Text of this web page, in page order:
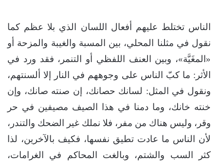
الناس تختلط عليهم أفعال اللسان الذي بلا عظم كما
نقول في مثلنا المحلي، بين المسبة والغيبة والمزحة أو
«المغَيَّة»، وبين العنف اللفظي أو التنمر، فقد ورد في
الأثر: ما كبّ الناس على وجوههم في النار إلا ألسنتهم،
ونقول في المثل: لسانك حصانك، إن صنته صانك، وإن
خنته خانك، وما دمنا في هذا الصيف مصيفين في حر
وقر، وليس هناك من مفر، فلا نملك غير الضحك والتندر،
لأن الناس ما عادت تطيق نفسها، فكيف بالآخرين، لذا
كثر السب والشتم، وبالغت المحاكم في الغرامات،